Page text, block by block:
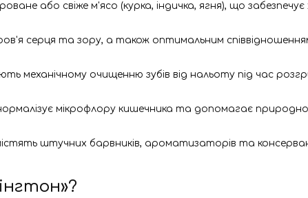
або свіже м'ясо (курка, індичка, ягня), що
серця та зору, а також оптимальним
механічному очищенню зубів від нальоту під час
мікрофлору кишечника та допомагає
штучних барвників, ароматизаторів та